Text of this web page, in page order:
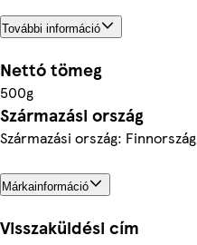
További információ
Nettó tömeg
500g
Származási ország
Származási ország: Finnország
Márkainformáció
Visszaküldési cím